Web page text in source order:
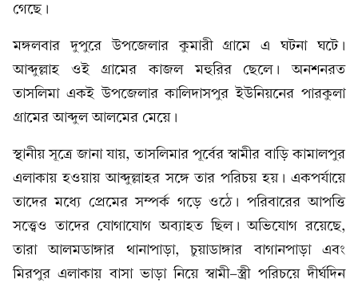
গেছে।
মঙ্গলবার দুপুরে উপজেলার কুমারী গ্রামে এ ঘটনা ঘটে।
আব্দুল্লাহ ওই গ্রামের কাজল মহুরির ছেলে। অনশনরত
তাসলিমা একই উপজেলার কালিদাসপুর ইউনিয়নের পারকুলা
গ্রামের আব্দুল আলমের মেয়ে।
স্থানীয় সূত্রে জানা যায়, তাসলিমার পূর্বের স্বামীর বাড়ি কামালপুর
এলাকায় হওয়ায় আব্দুল্লাহর সঙ্গে তার পরিচয় হয়। একপর্যায়ে
তাদের মধ্যে প্রেমের সম্পর্ক গড়ে ওঠে। পরিবারের আপত্তি
সত্ত্বেও তাদের যোগাযোগ অব্যাহত ছিল। অভিযোগ রয়েছে,
তারা আলমডাঙ্গার থানাপাড়া, চুয়াডাঙ্গার বাগানপাড়া এবং
মিরপুর এলাকায় বাসা ভাড়া নিয়ে স্বামী-স্ত্রী পরিচয়ে দীর্ঘদিন